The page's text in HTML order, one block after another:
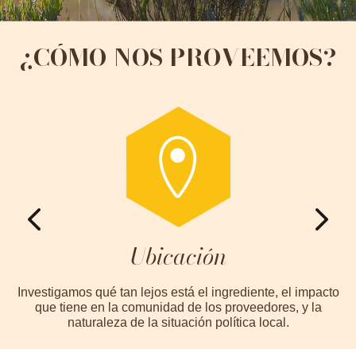
¿CÓMO NOS PROVEEMOS?
Ubicación
Investigamos qué tan lejos está el ingrediente, el impacto
que tiene en la comunidad de los proveedores, y la
naturaleza de la situación política local.